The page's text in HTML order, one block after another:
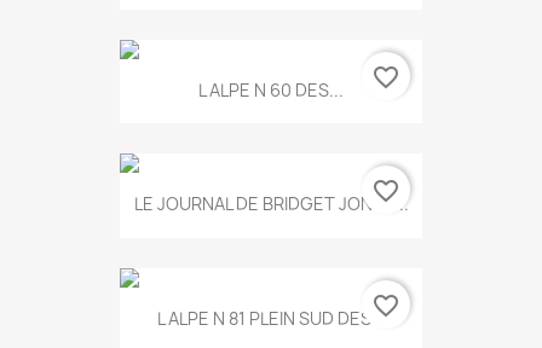
L ALPE N 60 DES... favorite_border
LE JOURNAL DE BRIDGET JONES...
favorite_border
L ALPE N 81 PLEIN SUD DES...favorite_border